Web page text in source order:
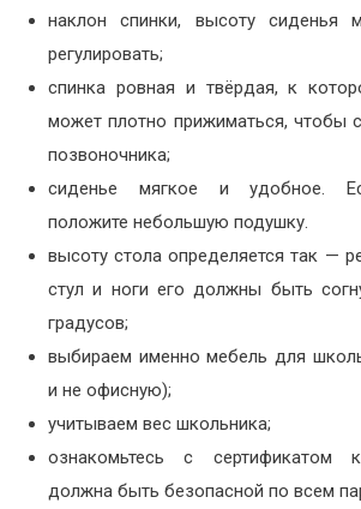
наклон спинки, высоту
регулировать;
спинка ровная и твёрдая, к
может плотно прижиматься, чтобы
позвоночника;
сиденье мягкое и удобное.
положите небольшую подушку.
высоту стола определяется так —
стул и ноги его должны быть
градусов;
выбираем именно мебель для
и не офисную);
учитываем вес школьника;
ознакомьтесь с сертификатом
должна быть безопасной по всем